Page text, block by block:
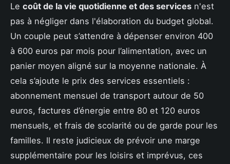
Le coût de la vie quotidienne et des services n'est
pas à négliger dans l'élaboration du budget global.
Un couple peut s’attendre à dépenser environ 400
à 600 euros par mois pour l’alimentation, avec un
panier moyen aligné sur la moyenne nationale. À
cela s’ajoute le prix des services essentiels :
abonnement mensuel de transport autour de 50
euros, factures d’énergie entre 80 et 120 euros
mensuels, et frais de scolarité ou de garde pour les
familles. Il reste judicieux de prévoir une marge
supplémentaire pour les loisirs et imprévus, ces